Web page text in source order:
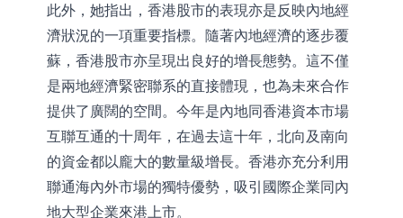
此外，她指出，香港股市的表現亦是反映內地經
濟狀況的一項重要指標。隨著內地經濟的逐步覆
蘇，香港股市亦呈現出良好的增長態勢。這不僅
是兩地經濟緊密聯系的直接體現，也為未來合作
提供了廣闊的空間。今年是內地同香港資本市場
互聯互通的十周年，在過去這十年，北向及南向
的資金都以龐大的數量級增長。香港亦充分利用
聯通海內外市場的獨特優勢，吸引國際企業同內
地大型企業來港上市。